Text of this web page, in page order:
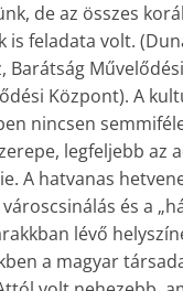
de az összes
is feladata volt.
Barátság
Központ). A
nincsen
legfeljebb az
A hatvanas
és a
lévő
a magyar